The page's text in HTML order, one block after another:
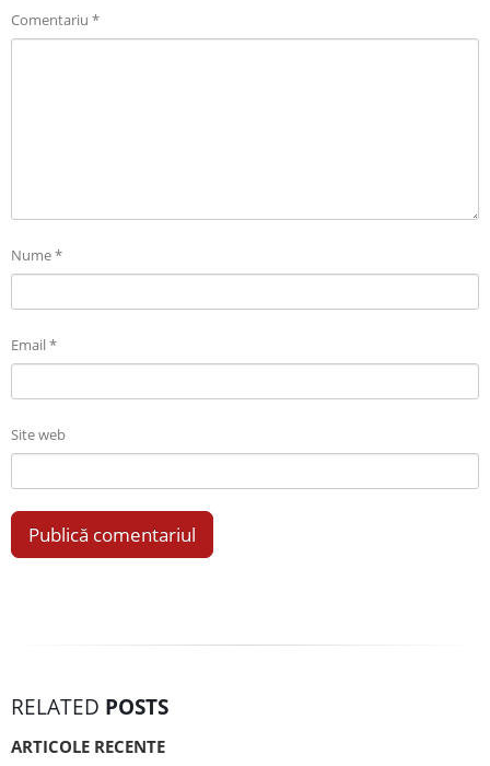
Comentariu *
Nume*
Email*
Site web
RELATED POSTS
ARTICOLE RECENTE